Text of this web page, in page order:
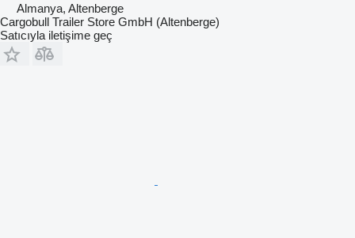
Almanya, Altenberge
Cargobull Trailer Store GmbH (Altenberge)
Satıcıyla iletişime geç